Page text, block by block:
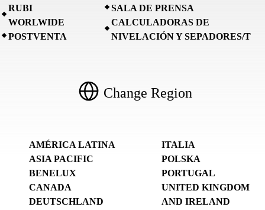
RUBI
WORLWIDE
POSTVENTA
SALA DE PRENSA
CALCULADORAS DE
NIVELACIÓN Y SEPADORES/T
Change Region
AMÉRICA LATINA
ASIA PACIFIC
BENELUX
CANADA
DEUTSCHLAND
ITALIA
POLSKA
PORTUGAL
UNITED KINGDOM
AND IRELAND